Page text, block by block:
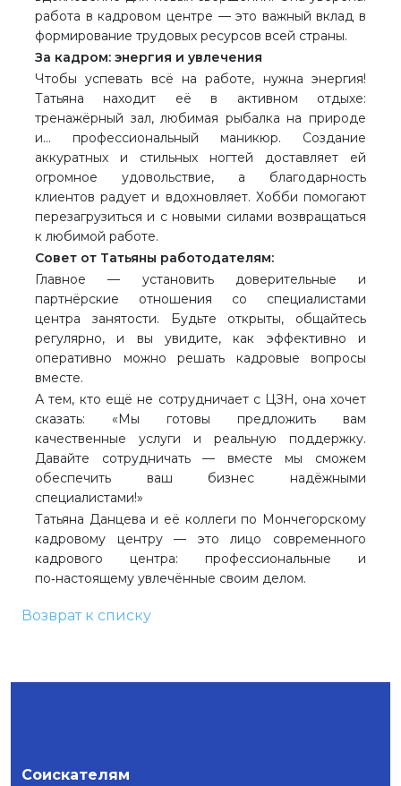
работа в кадровом центре — это важный вклад в
формирование трудовых ресурсов всей страны.
За кадром: энергия и увлечения
Чтобы успевать всё на работе, нужна энергия!
Татьяна находит её в активном отдыхе:
тренажёрный зал, любимая рыбалка на природе
и… профессиональный маникюр. Создание
аккуратных и стильных ногтей доставляет ей
огромное удовольствие, а благодарность
клиентов радует и вдохновляет. Хобби помогают
перезагрузиться и с новыми силами возвращаться
к любимой работе.
Совет от Татьяны работодателям:
Главное — установить доверительные и
партнёрские отношения со специалистами
центра занятости. Будьте открыты, общайтесь
регулярно, и вы увидите, как эффективно и
оперативно можно решать кадровые вопросы
вместе.
А тем, кто ещё не сотрудничает с ЦЗН, она хочет
сказать: «Мы готовы предложить вам
качественные услуги и реальную поддержку.
Давайте сотрудничать — вместе мы сможем
обеспечить ваш бизнес надёжными
специалистами!»
Татьяна Данцева и её коллеги по Мончегорскому
кадровому центру — это лицо современного
кадрового центра: профессиональные и
по‑настоящему увлечённые своим делом.
Возврат к списку
Соискателям